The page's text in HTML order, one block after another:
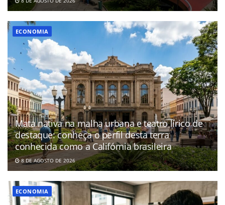
ECONOMIA
Mata nativa na malha urbana e teatro lírico de
destaque: conheça o perfil desta terra
conhecida como a Califórnia brasileira
8 DE AGOSTO DE 2026
ECONOMIA